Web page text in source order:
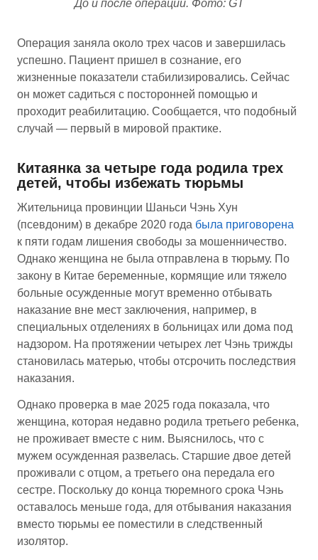
До и после операции. Фото: GT
Операция заняла около трех часов и завершилась
успешно. Пациент пришел в сознание, его
жизненные показатели стабилизировались. Сейчас
он может садиться с посторонней помощью и
проходит реабилитацию. Сообщается, что подобный
случай — первый в мировой практике.
Китаянка за четыре года родила трех
детей, чтобы избежать тюрьмы
Жительница провинции Шаньси Чэнь Хун
(псевдоним) в декабре 2020 года была приговорена
к пяти годам лишения свободы за мошенничество.
Однако женщина не была отправлена в тюрьму. По
закону в Китае беременные, кормящие или тяжело
больные осужденные могут временно отбывать
наказание вне мест заключения, например, в
специальных отделениях в больницах или дома под
надзором. На протяжении четырех лет Чэнь трижды
становилась матерью, чтобы отсрочить последствия
наказания.
Однако проверка в мае 2025 года показала, что
женщина, которая недавно родила третьего ребенка,
не проживает вместе с ним. Выяснилось, что с
мужем осужденная развелась. Старшие двое детей
проживали с отцом, а третьего она передала его
сестре. Поскольку до конца тюремного срока Чэнь
оставалось меньше года, для отбывания наказания
вместо тюрьмы ее поместили в следственный
изолятор.